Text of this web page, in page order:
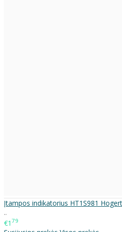
Įtampos indikatorius HT1S981 Hogert
..
€1 79